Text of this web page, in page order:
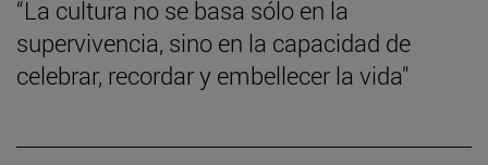
“La cultura no se basa sólo en la
supervivencia, sino en la capacidad de
celebrar, recordar y embellecer la vida"